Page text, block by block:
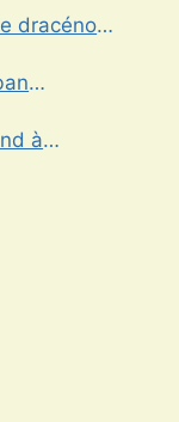
dracénois
à